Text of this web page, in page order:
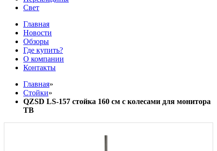
Свет
Главная
Новости
Обзоры
Где купить?
О компании
Контакты
Главная»
Стойки»
QZSD LS-157 стойка 160 см с колесами для монитора
ТВ